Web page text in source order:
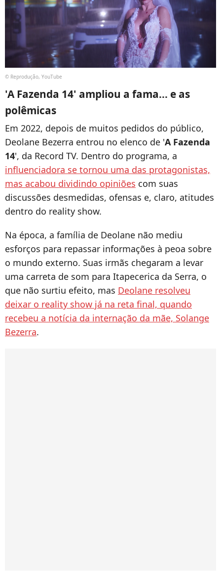
© Reprodução, YouTube
'A Fazenda 14' ampliou a fama... e as
polêmicas
Em 2022, depois de muitos pedidos do público,
Deolane Bezerra entrou no elenco de 'A Fazenda
14', da Record TV. Dentro do programa, a
influenciadora se tornou uma das protagonistas,
mas acabou dividindo opiniões com suas
discussões desmedidas, ofensas e, claro, atitudes
dentro do reality show.
Na época, a família de Deolane não mediu
esforços para repassar informações à peoa sobre
o mundo externo. Suas irmãs chegaram a levar
uma carreta de som para Itapecerica da Serra, o
que não surtiu efeito, mas Deolane resolveu
deixar o reality show já na reta final, quando
recebeu a notícia da internação da mãe, Solange
Bezerra.